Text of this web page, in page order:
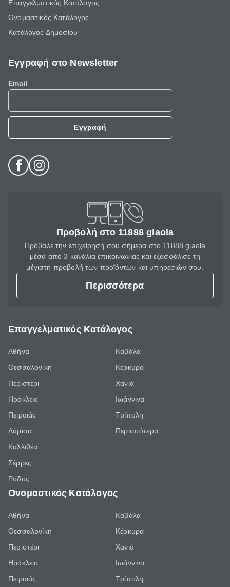
Επαγγελματικός Κατάλογος
Ονομαστικός Κατάλογος
Κατάλογος Δημοσίου
Εγγραφή στο Newsletter
Email
Εγγραφή
Προβολή στο 11888 giaola
Πρόβαλε την επιχείρησή σου σήμερα στο 11888 giaola
μέσα από 3 κανάλια επικοινωνίας και εξασφάλισε τη
μέγιστη προβολή των προϊόντων και υπηρεσιών σου.
Περισσότερα
Επαγγελματικός Κατάλογος
Αθήνα
Θεσσαλονίκη
Περιστέρι
Ηράκλειο
Πειραιάς
Λάρισα
Καλλιθέα
Σέρρες
Ρόδος
Καβάλα
Κέρκυρα
Χανιά
Ιωάννινα
Τρίπολη
Περισσότερα
Ονομαστικός Κατάλογος
Αθήνα
Θεσσαλονίκη
Περιστέρι
Ηράκλειο
Πειραιάς
Καβάλα
Κέρκυρα
Χανιά
Ιωάννινα
Τρίπολη